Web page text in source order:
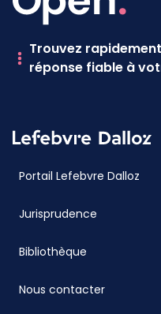
Trouvez
réponse fiable à
Portail Lefebvre Dalloz
Jurisprudence
Bibliothèque
Nous contacter